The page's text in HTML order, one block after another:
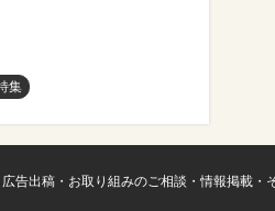
集
広告出稿・お取り組みのご相談・情報掲載・